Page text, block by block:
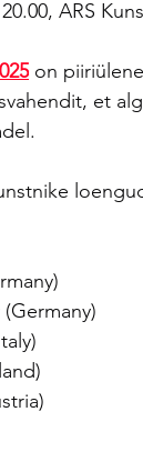
ARS
on
et